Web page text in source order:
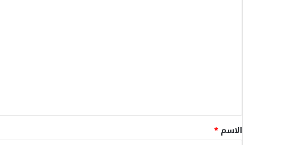
ق
*
الاسم *